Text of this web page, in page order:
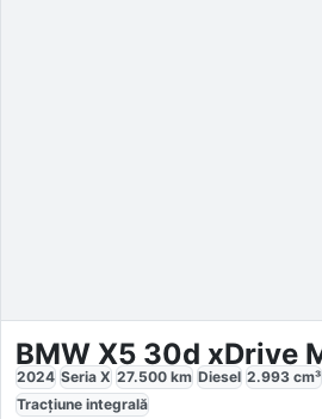
2024 Seria X 27.500 km Diesel 2.993 cm³
Tracțiune integrală